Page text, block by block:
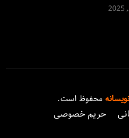
نویسانهمحفوظ است.
حریم خصوصی